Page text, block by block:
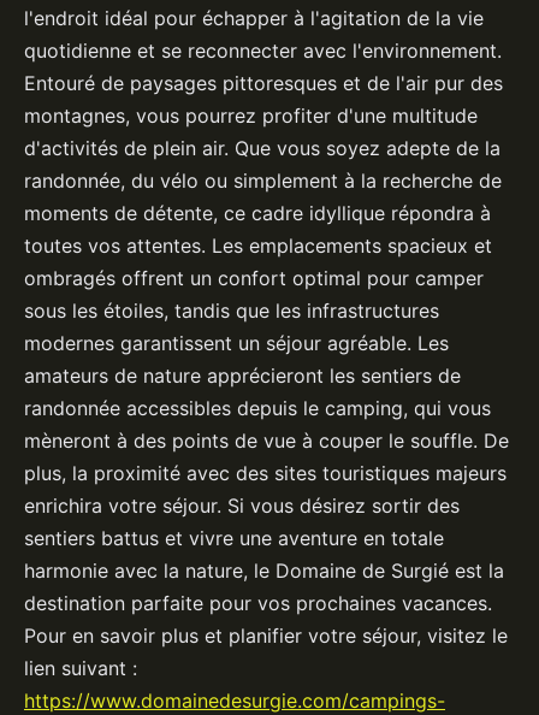
l'endroit idéal pour échapper à l'agitation de la vie
quotidienne et se reconnecter avec l'environnement.
Entouré de paysages pittoresques et de l'air pur des
montagnes, vous pourrez profiter d'une multitude
d'activités de plein air. Que vous soyez adepte de la
randonnée, du vélo ou simplement à la recherche de
moments de détente, ce cadre idyllique répondra à
toutes vos attentes. Les emplacements spacieux et
ombragés offrent un confort optimal pour camper
sous les étoiles, tandis que les infrastructures
modernes garantissent un séjour agréable. Les
amateurs de nature apprécieront les sentiers de
randonnée accessibles depuis le camping, qui vous
mèneront à des points de vue à couper le souffle. De
plus, la proximité avec des sites touristiques majeurs
enrichira votre séjour. Si vous désirez sortir des
sentiers battus et vivre une aventure en totale
harmonie avec la nature, le Domaine de Surgié est la
destination parfaite pour vos prochaines vacances.
Pour en savoir plus et planifier votre séjour, visitez le
lien suivant :
https://www.domainedesurgie.com/campings-